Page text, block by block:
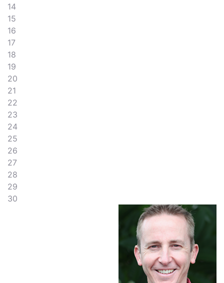
14
15
16
17
18
19
20
21
22
23
24
25
26
27
28
29
30